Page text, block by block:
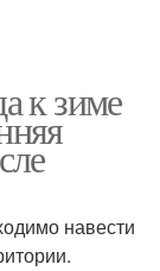
к зиме
навести